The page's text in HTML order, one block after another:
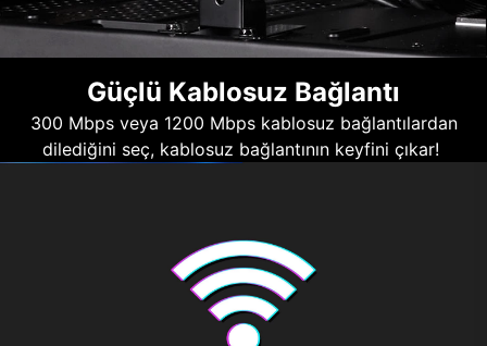
Güçlü Kablosuz Bağlantı
300 Mbps veya 1200 Mbps kablosuz bağlantılardan
dilediğini seç, kablosuz bağlantının keyfini çıkar!